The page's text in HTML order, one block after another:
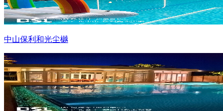
中山保利和光尘樾